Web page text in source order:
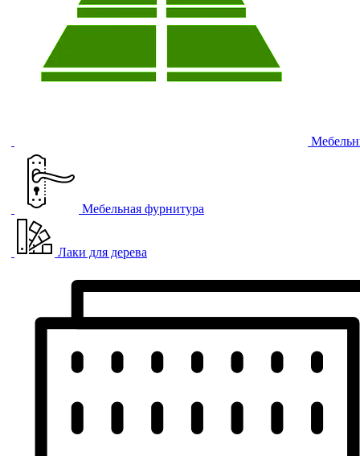
Мебельная фурнитура
Лаки для дерева